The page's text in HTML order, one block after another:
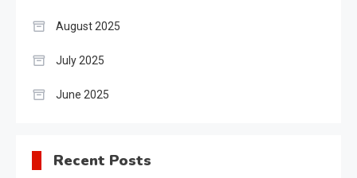
August 2025
July 2025
June 2025
Recent Posts